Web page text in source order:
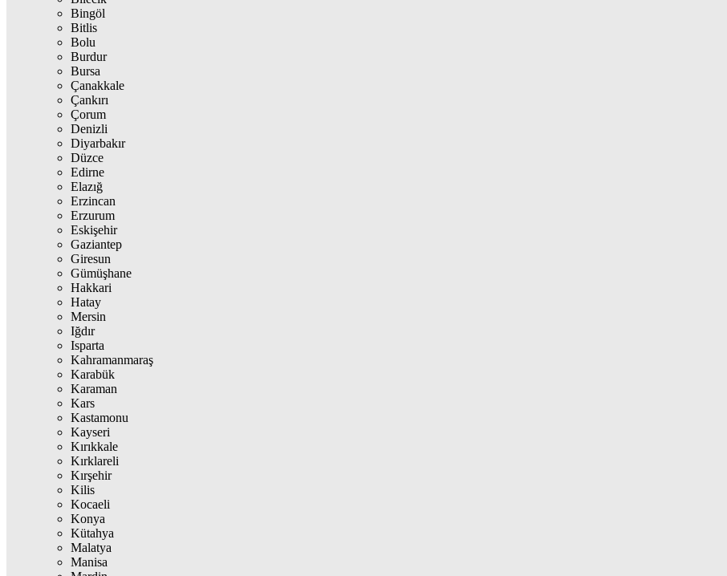
Bingöl
Bitlis
Bolu
Burdur
Bursa
Çanakkale
Çankırı
Çorum
Denizli
Diyarbakır
Düzce
Edirne
Elazığ
Erzincan
Erzurum
Eskişehir
Gaziantep
Giresun
Gümüşhane
Hakkari
Hatay
Mersin
Iğdır
Isparta
Kahramanmaraş
Karabük
Karaman
Kars
Kastamonu
Kayseri
Kırıkkale
Kırklareli
Kırşehir
Kilis
Kocaeli
Konya
Kütahya
Malatya
Manisa